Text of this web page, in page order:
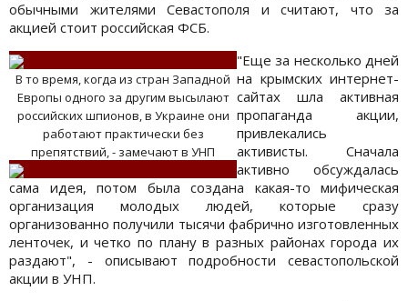
обычными жителями Севастополя и считают, что за
акцией стоит российская ФСБ.
В то время, когда из стран Западной
Европы одного за другим высылают
российских шпионов, в Украине они
работают практически без
препятствий, - замечают в УНП
"Еще за несколько дней
на крымских интернет-
сайтах шла активная
пропаганда акции,
привлекались
активисты. Сначала
активно обсуждалась
сама идея, потом была создана какая-то мифическая
организация молодых людей, которые сразу
организованно получили тысячи фабрично изготовленных
ленточек, и четко по плану в разных районах города их
раздают", - описывают подробности севастопольской
акции в УНП.